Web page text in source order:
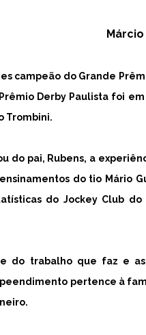
campeão do Grande
Derby Paulista foi
Trombini.
do pai, Rubens, a
do tio Mário
do Jockey Club
do trabalho que faz e
pertence à